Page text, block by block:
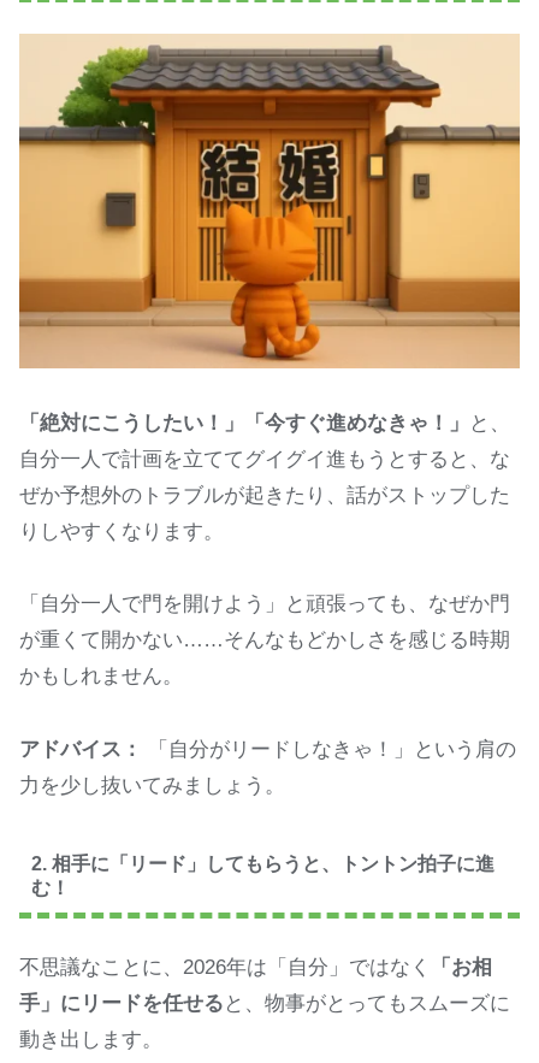
「絶対にこうしたい！」「今すぐ進めなきゃ！」
と、
自分一人で計画を立ててグイグイ進もうとすると、な
ぜか予想外のトラブルが起きたり、話がストップした
りしやすくなります。
「自分一人で門を開けよう」と頑張っても、なぜか門
が重くて開かない……そんなもどかしさを感じる時期
かもしれません。
アドバイス：
「自分がリードしなきゃ！」という肩の
力を少し抜いてみましょう。
2. 相手に「リード」してもらうと、トントン拍子に進
む！
不思議なことに、2026年は「自分」ではなく
「お相
手」にリードを任せる と、物事がとってもスムーズに
動き出します。